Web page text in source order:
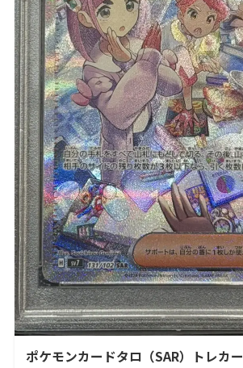
ポケモンカードタロ（SAR）トレカー